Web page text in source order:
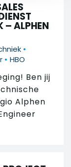
– ALPHEN
•
• HBO
Ben jij
Alphen